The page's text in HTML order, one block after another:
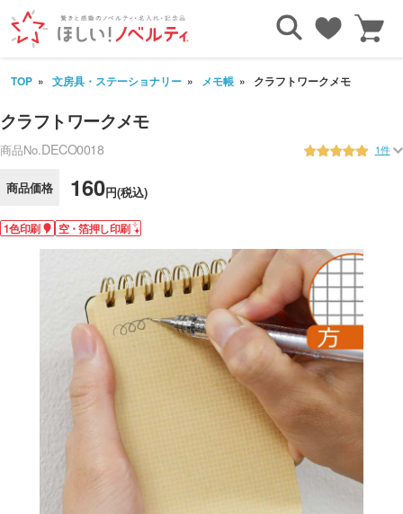
TOP 文房具・ステーショナリー メモ帳 クラフトワークメモ
クラフトワークメモ
商品No.DECO0018 1件
商品価格 160円(税込)
1色印刷 空・箔押し印刷